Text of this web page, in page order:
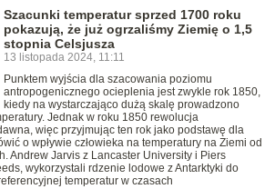
Szacunki temperatur sprzed 1700 roku
pokazują, że już ogrzaliśmy Ziemię o 1,5
stopnia Celsjusza
13 listopada 2024, 11:11
Punktem wyjścia dla szacowania poziomu
antropogenicznego ocieplenia jest zwykle rok 1850,
kiedy na wystarczająco dużą skalę prowadzono
Jednak w roku 1850 rewolucja
więc przyjmując ten rok jako podstawę dla
o wpływie człowieka na temperatury na Ziemi od
Andrew Jarvis z Lancaster University i Piers
wykorzystali rdzenie lodowe z Antarktyki do
temperatur w czasach